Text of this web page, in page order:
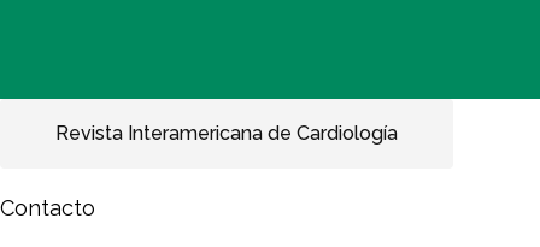
Revista Interamericana de Cardiología
Contacto